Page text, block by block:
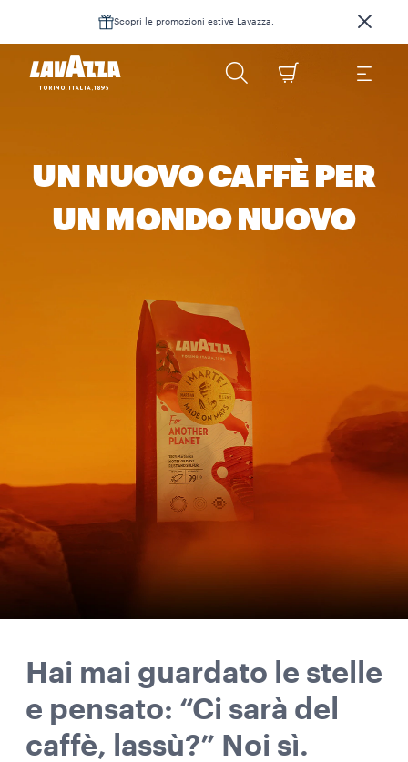
Scopri le promozioni estive Lavazza.
UN NUOVO CAFFÈ PER
UN MONDO NUOVO
Hai mai guardato le stelle
e pensato: “Ci sarà del
caffè, lassù?” Noi sì.